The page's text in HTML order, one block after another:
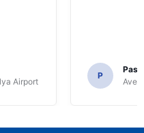
Airport
P
Avec